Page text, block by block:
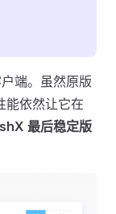
端。虽然原版
能依然让它在
最后稳定版